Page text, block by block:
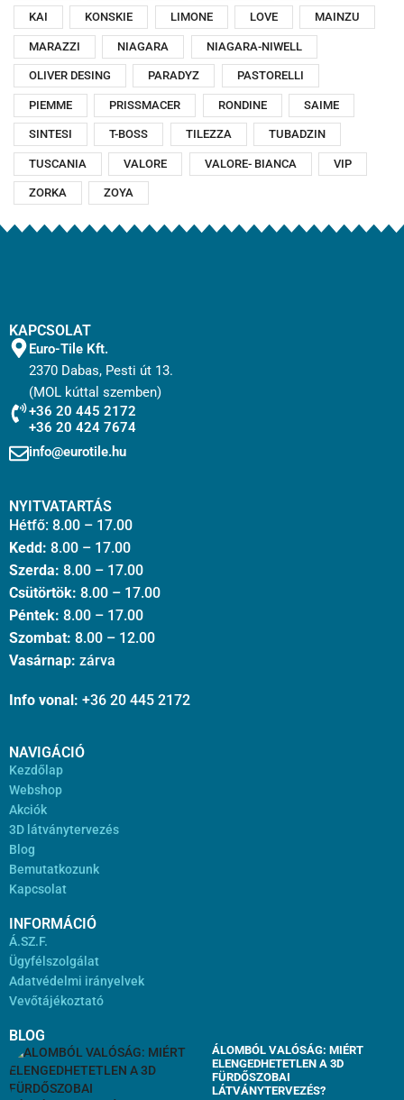
KAI KONSKIE LIMONE LOVE MAINZU
MARAZZI NIAGARA NIAGARA-NIWELL
OLIVER DESING PARADYZ PASTORELLI
PIEMME PRISSMACER RONDINE SAIME
SINTESI T-BOSS TILEZZA TUBADZIN
TUSCANIA VALORE VALORE- BIANCA VIP
ZORKA ZOYA
KAPCSOLAT
Euro-Tile Kft.
2370 Dabas, Pesti út 13.
(MOL kúttal szemben)
+36 20 445 2172
+36 20 424 7674
info@eurotile.hu
NYITVATARTÁS
Hétfő: 8.00 – 17.00
Kedd: 8.00 – 17.00
Szerda: 8.00 – 17.00
Csütörtök: 8.00 – 17.00
Péntek: 8.00 – 17.00
Szombat: 8.00 – 12.00
Vasárnap: zárva
Info vonal: +36 20 445 2172
NAVIGÁCIÓ
Kezdőlap
Webshop
Akciók
3D látványtervezés
Blog
Bemutatkozunk
Kapcsolat
INFORMÁCIÓ
Á.SZ.F.
Ügyfélszolgálat
Adatvédelmi irányelvek
Vevőtájékoztató
BLOG
ÁLOMBÓL VALÓSÁG: MIÉRT
ELENGEDHETETLEN A 3D
FÜRDŐSZOBAI
LÁTVÁNYTERVEZÉS?